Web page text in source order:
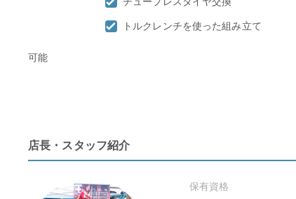
トルクレンチを使った組み立て
可能
店長・スタッフ紹介
保有資格